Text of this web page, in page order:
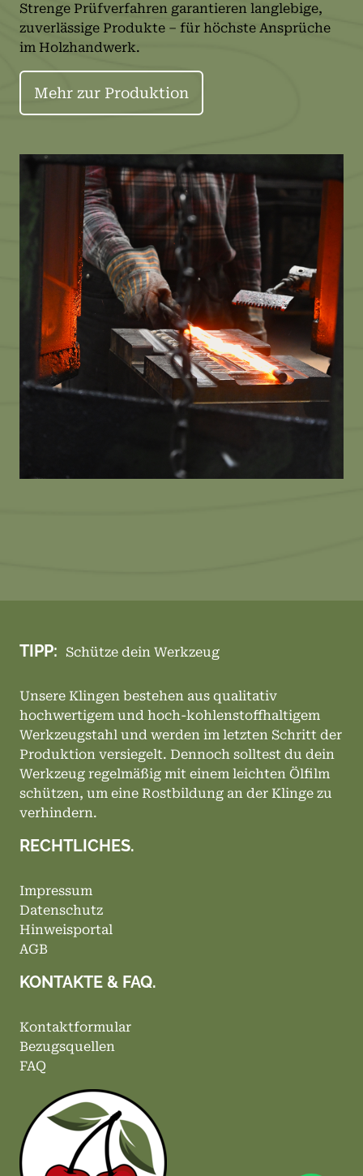
Strenge Prüfverfahren garantieren langlebige,
zuverlässige Produkte – für höchste Ansprüche
im Holzhandwerk.
Mehr zur Produktion
TIPP: Schütze dein Werkzeug
Unsere Klingen bestehen aus qualitativ
hochwertigem und hoch-kohlenstoffhaltigem
Werkzeugstahl und werden im letzten Schritt der
Produktion versiegelt. Dennoch solltest du dein
Werkzeug regelmäßig mit einem leichten Ölfilm
schützen, um eine Rostbildung an der Klinge zu
verhindern.
RECHTLICHES.
Impressum
Datenschutz
Hinweisportal
AGB
KONTAKTE & FAQ.
Kontaktformular
Bezugsquellen
FAQ